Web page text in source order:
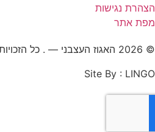
נגישות
אתר
שמורות.
Site By :